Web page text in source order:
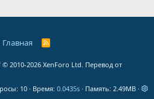
Главная
R
© 2010-2026 XenForo Ltd. Перевод от
10 Время 0.0435s Память 2.49MB